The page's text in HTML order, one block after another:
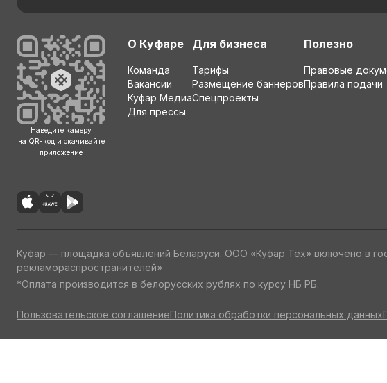
Наведите камеру
на QR-код и скачивайте
приложение
О Куфаре
Команда
Вакансии
Куфар Медиа
Для прессы
Для бизнеса
Тарифы
Размещение баннеров
Спецпроекты
Полезно
Правовые
Правила подачи
Куфар — площадка объявлений Беларуси. ООО «Куфар Тех» включено в
рекламораспространителей»
*Оплата производится в белорусских рублях по курсу НБ РБ.
Пользовательское соглашениеПолитика обработки персональных данных